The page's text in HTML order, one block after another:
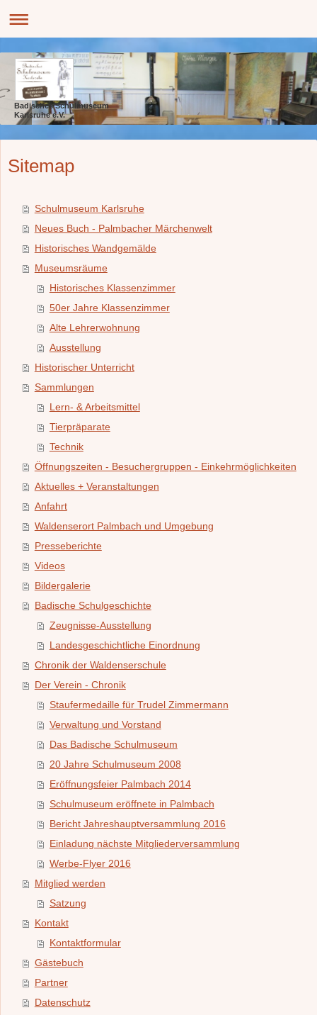
Badisches Schulmuseum
Karlsruhe e.V.
Sitemap
Schulmuseum Karlsruhe
Neues Buch - Palmbacher Märchenwelt
Historisches Wandgemälde
Museumsräume
Historisches Klassenzimmer
50er Jahre Klassenzimmer
Alte Lehrerwohnung
Ausstellung
Historischer Unterricht
Sammlungen
Lern- & Arbeitsmittel
Tierpräparate
Technik
Öffnungszeiten - Besuchergruppen - Einkehrmöglichkeiten
Aktuelles + Veranstaltungen
Anfahrt
Waldenserort Palmbach und Umgebung
Presseberichte
Videos
Bildergalerie
Badische Schulgeschichte
Zeugnisse-Ausstellung
Landesgeschichtliche Einordnung
Chronik der Waldenserschule
Der Verein - Chronik
Staufermedaille für Trudel Zimmermann
Verwaltung und Vorstand
Das Badische Schulmuseum
20 Jahre Schulmuseum 2008
Eröffnungsfeier Palmbach 2014
Schulmuseum eröffnete in Palmbach
Bericht Jahreshauptversammlung 2016
Einladung nächste Mitgliederversammlung
Werbe-Flyer 2016
Mitglied werden
Satzung
Kontakt
Kontaktformular
Gästebuch
Partner
Datenschutz